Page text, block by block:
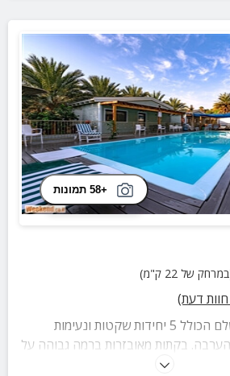
+58 תמונות
של 22 ק"מ)
חוות דעת)
מתחם נופש מושלם הכולל 5 יחידות שקטות ונעימות
בקתות מאובזרות ברמה גבוהה על
דבר. תיהנו מג'קוזי מפנק, בריכה,